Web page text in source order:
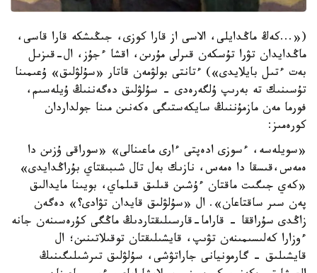
(«...كەڭ ماڭدايلى، الاسى از قارا كوزى، جىڭىشكە قارا قاسى،
ماڭدايدان تۋرا تۇسكەن قىرلى مۇرىن، اقشا ءجۇز، ال-قىزىل
بەت ءتىل بايلايدى») ءتانتى بولۋمەن قاتار «سۇلۋلىق» ۇعىمىنا
تۇسىنىك تە بەرىپ ۇلگەرەدى - سۇلۋلىق دەگەننىڭ ۇيلەسىم،
فورما مەن مازمۇننىڭ سايكەستىگى ەكەنىن مىنا جولداردان
كورەمىز:
«سويلەسە، ءسوزى ادەپتى ءارى ماعىنالى» «سوراقى ۇزىن دا
ەمەس،قىسقا دا ەمەس، نازىك بەل تال شىبىقتاي بۇراڭدايدى»
«كەي جىگىت ماقتان ءۇشىن قىلىق قىلماي، بويىنا مايدالىق
پەن سىر ساقتاعان». ال «سۇلۋلىق قايدان تۋادى؟» دەگەن
زاڭدى سۇراققا - قاراما-قارسىلىقتاردىڭ ماڭگى كۇرەسىنەن جانە
ءوزارا كەلىسىمىنەن تۋىپ، قايشىلىقتان توقىلاتىنىن؛ ال
قايشىلىق - گارمونيانى جاراتۋشى، سۇلۋلىق تىرشىلىگىنىڭ